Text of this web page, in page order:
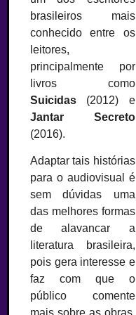
brasileiros mais
conhecido entre os
leitores,
principalmente por
livros como
Suicidas (2012) e
Jantar Secreto
(2016).
Adaptar tais histórias
para o audiovisual é
sem dúvidas uma
das melhores formas
de alavancar a
literatura brasileira,
pois gera interesse e
faz com que o
público comente
mais sobre as obras.